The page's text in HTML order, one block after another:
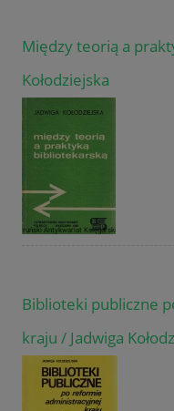
Między teorią a
Kołodziejska
Biblioteki publiczne
kraju / Jadwiga